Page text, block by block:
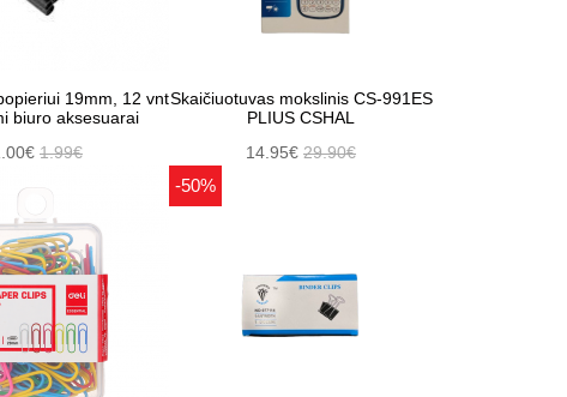
19mm, 12 vnt
biuro aksesuarai
1.99€
Skaičiuotuvas mokslinis CS-991ES
PLIUS CSHAL
14.95€ 29.90€
-50%